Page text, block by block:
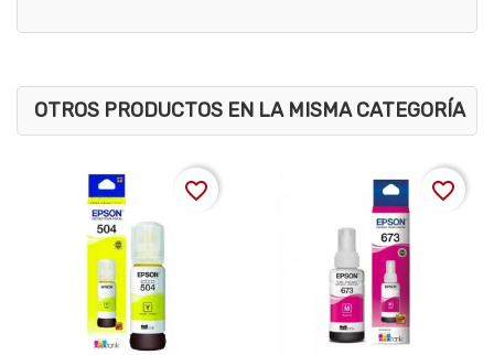
OTROS PRODUCTOS EN LA MISMA CATEGORÍA
favorite_border favorite_border